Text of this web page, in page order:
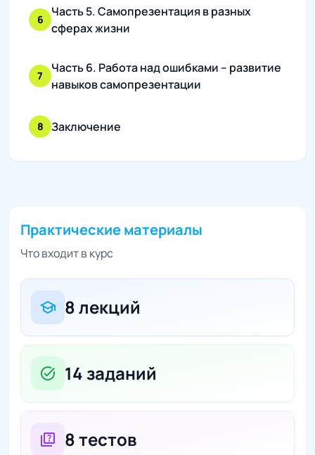
6
Часть 5. Самопрезентация в разных
сферах жизни
7
Часть 6. Работа над ошибками – развитие
навыков самопрезентации
8 Заключение
Практические материалы
Что входит в курс
school 8 лекций
task_alt 14 заданий
quiz 8 тестов